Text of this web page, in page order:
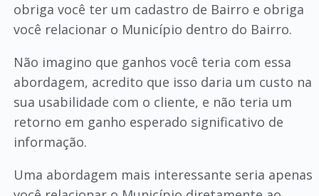
obriga você ter um cadastro de Bairro e obriga
você relacionar o Município dentro do Bairro.
Não imagino que ganhos você teria com essa
abordagem, acredito que isso daria um custo na
sua usabilidade com o cliente, e não teria um
retorno em ganho esperado significativo de
informação.
Uma abordagem mais interessante seria apenas